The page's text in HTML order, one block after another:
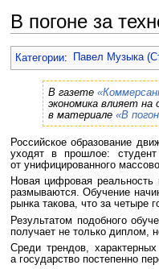
В погоне за
Перейти к:навигация,поиск
Категории: Павел Музыка
В газете
экономика влияет на
в материале«В
Российское образование
уходят в прошлое:
от унифицированного
Новая цифровая
размываются. Обучение
рынка такова, что за четыре
Результатом подобного
получает не только диплом,
Среди трендов,
а государство постепенно